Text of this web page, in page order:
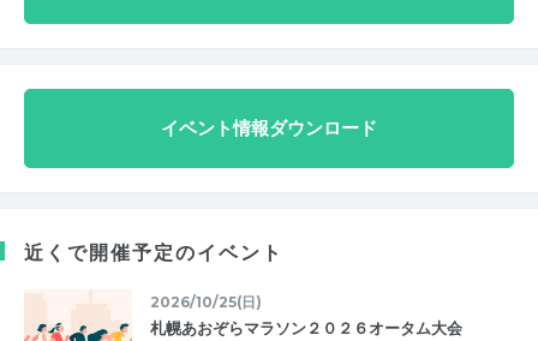
イベント情報ダウンロード
近くで開催予定のイベント
2026/10/25(日)
札幌あおぞらマラソン２０２６オータム大会